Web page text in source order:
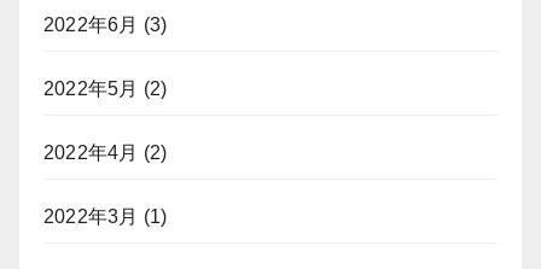
2022年6月 (3)
2022年5月 (2)
2022年4月 (2)
2022年3月 (1)